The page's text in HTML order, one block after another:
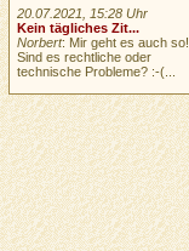
20.07.2021, 15:28 Uhr
Kein tägliches Zit...
Norbert: Mir geht es auch so!
Sind es rechtliche oder
technische Probleme? :-(...